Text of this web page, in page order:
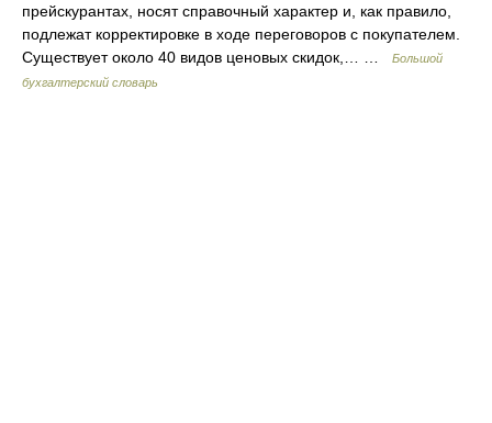
прейскурантах, носят справочный характер и, как правило,
подлежат корректировке в ходе переговоров с покупателем.
Существует около 40 видов ценовых скидок,… …
Большой
бухгалтерский словарь